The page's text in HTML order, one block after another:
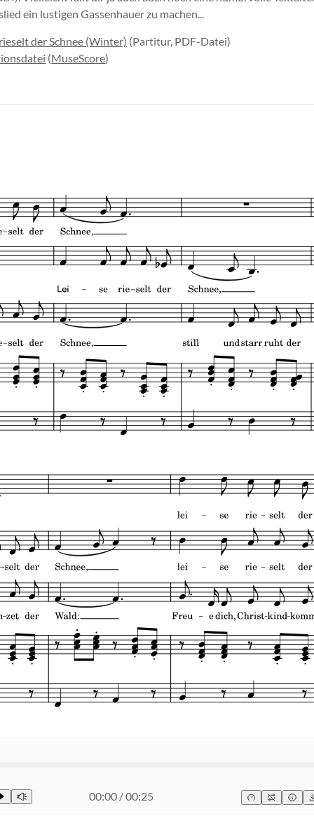
ein lustigen Gassenhauer zu machen...
der Schnee (Winter) (Partitur, PDF-Datei)
(MuseScore)
00:00/00:25